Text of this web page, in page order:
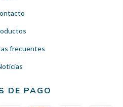
frecuentes
DE PAGO